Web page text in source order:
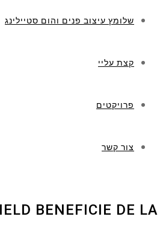
שלומץ עיצוב פנים והום סטיילינג
קצת עליי
פרויקטים
צור קשר
BENEFICIE DE LA